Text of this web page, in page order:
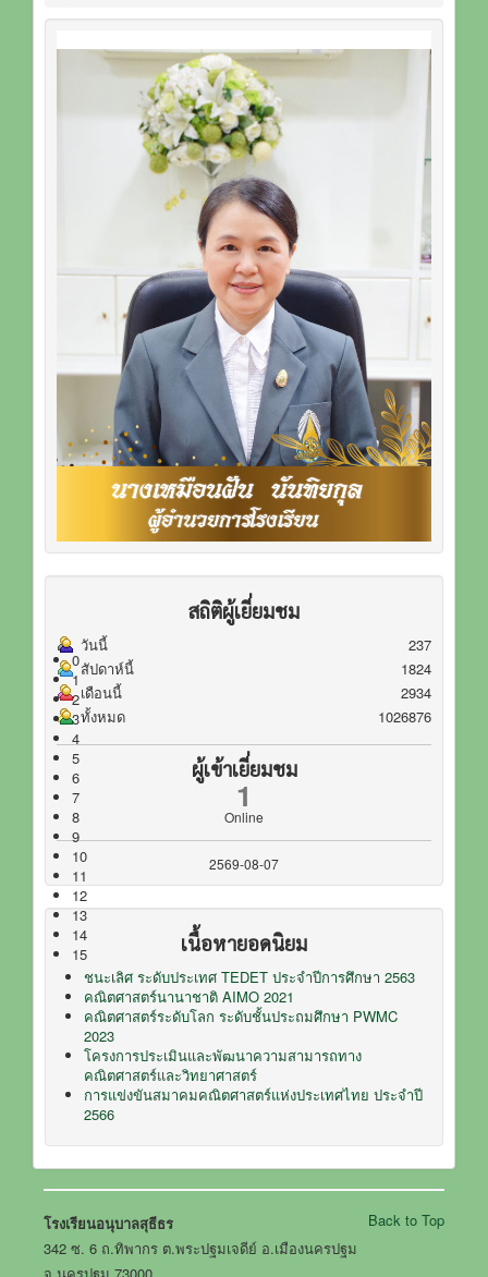
0
1
2
3
4
5
6
7
8
9
10
11
12
13
14
15
สถิติผู้เยี่ยมชม
วันนี้
237
สัปดาห์นี้
1824
เดือนนี้
2934
ทั้งหมด
1026876
ผู้เข้าเยี่ยมชม
1
Online
2569-08-07
เนื้อหายอดนิยม
ชนะเลิศ ระดับประเทศ TEDET ประจำปีการศึกษา 2563
คณิตศาสตร์นานาชาติ AIMO 2021
คณิตศาสตร์ระดับโลก ระดับชั้นประถมศึกษา PWMC
2023
โครงการประเมินและพัฒนาความสามารถทาง
คณิตศาสตร์และวิทยาศาสตร์
การแข่งขันสมาคมคณิตศาสตร์แห่งประเทศไทย ประจำปี
2566
Back to Top
โรงเรียนอนุบาลสุธีธร
342 ซ. 6 ถ.ทิพากร ต.พระปฐมเจดีย์ อ.เมืองนครปฐม
จ.นครปฐม 73000